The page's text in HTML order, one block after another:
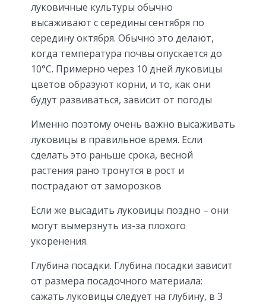
луковичные культуры обычно
высаживают с середины сентября по
середину октября. Обычно это делают,
когда температура почвы опускается до
10°С. Примерно через 10 дней луковицы
цветов образуют корни, и то, как они
будут развиваться, зависит от погоды
Именно поэтому очень важно высаживать
луковицы в правильное время. Если
сделать это раньше срока, весной
растения рано тронутся в рост и
пострадают от заморозков
Если же высадить луковицы поздно – они
могут вымерзнуть из-за плохого
укоренения.
Глубина посадки. Глубина посадки зависит
от размера посадочного материала:
сажать луковицы следует на глубину, в 3